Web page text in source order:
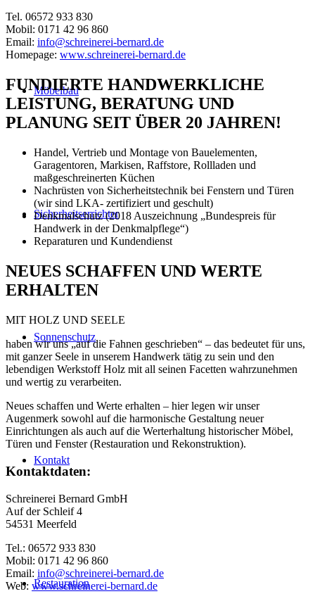
Möbelbau
Sicherheitserrichter
Sonnenschutz
Kontakt
Restauration
Tel. 06572 933 830
Mobil: 0171 42 96 860
Email: info@schreinerei-bernard.de
Homepage: www.schreinerei-bernard.de
FUNDIERTE HANDWERKLICHE
LEISTUNG, BERATUNG UND
PLANUNG SEIT ÜBER 20 JAHREN!
Handel, Vertrieb und Montage von Bauelementen,
Garagentoren, Markisen, Raffstore, Rollladen und
maßgeschreinerten Küchen
Nachrüsten von Sicherheitstechnik bei Fenstern und Türen
(wir sind LKA- zertifiziert und geschult)
Denkmalschutz (2018 Auszeichnung „Bundespreis für
Handwerk in der Denkmalpflege“)
Reparaturen und Kundendienst
NEUES SCHAFFEN UND WERTE
ERHALTEN
MIT HOLZ UND SEELE
haben wir uns „auf die Fahnen geschrieben“ – das bedeutet für uns,
mit ganzer Seele in unserem Handwerk tätig zu sein und den
lebendigen Werkstoff Holz mit all seinen Facetten wahrzunehmen
und wertig zu verarbeiten.
Neues schaffen und Werte erhalten – hier legen wir unser
Augenmerk sowohl auf die harmonische Gestaltung neuer
Einrichtungen als auch auf die Werterhaltung historischer Möbel,
Türen und Fenster (Restauration und Rekonstruktion).
Kontaktdaten:
Schreinerei Bernard GmbH
Auf der Schleif 4
54531 Meerfeld
Tel.: 06572 933 830
Mobil: 0171 42 96 860
Email: info@schreinerei-bernard.de
Web: www.schreinerei-bernard.de